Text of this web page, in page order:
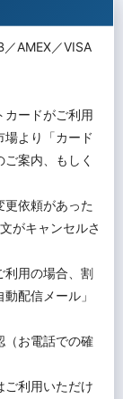
AMEX／VISA
カードがご利用
より「カード
案内、もしく
更依頼があった
がキャンセルさ
利用の場合、割
配信メール」
（お電話での確
ご利用いただけ